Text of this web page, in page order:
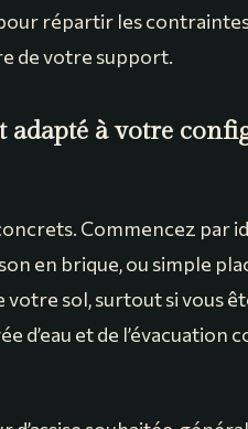
répartir les
de votre support.
à votre
Commencez par
en brique, ou simple
sol, surtout si vous
d’eau et de l’évacuation